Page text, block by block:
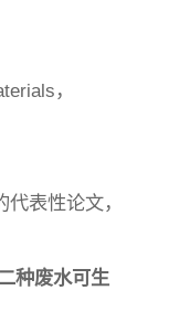
，
表性论文，
种废水可生